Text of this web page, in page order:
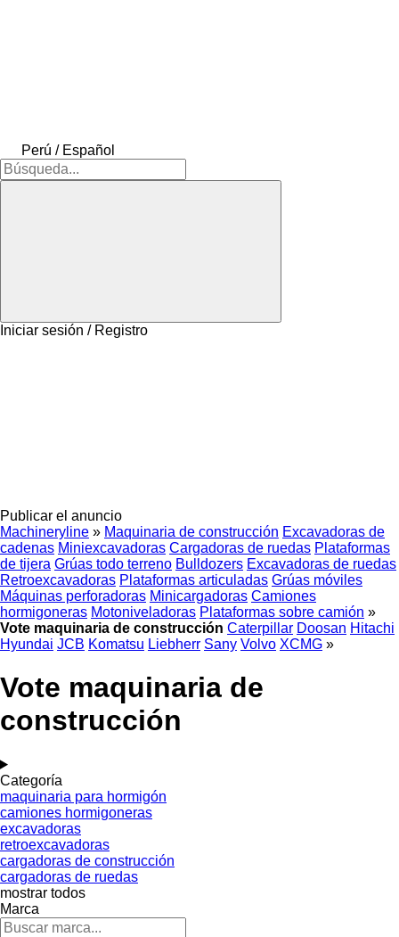
Perú / Español
Iniciar sesión / Registro
Publicar el anuncio
Machineryline » Maquinaria de construcción Excavadoras de
cadenas Miniexcavadoras Cargadoras de ruedas Plataformas
de tijera Grúas todo terreno Bulldozers Excavadoras de ruedas
Retroexcavadoras Plataformas articuladas Grúas móviles
Máquinas perforadoras Minicargadoras Camiones
hormigoneras Motoniveladoras Plataformas sobre camión »
Vote maquinaria de construcción Caterpillar Doosan Hitachi
Hyundai JCB Komatsu Liebherr Sany Volvo XCMG »
Vote maquinaria de
construcción
Categoría
maquinaria para hormigón
camiones hormigoneras
excavadoras
retroexcavadoras
cargadoras de construcción
cargadoras de ruedas
mostrar todos
Marca